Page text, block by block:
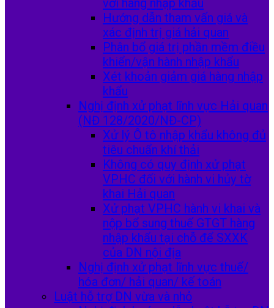
với hàng nhập khẩu
Hướng dẫn tham vấn giá và
xác định trị giá hải quan
Phân bổ giá trị phần mềm điều
khiển/vận hành nhập khẩu
Xét khoản giảm giá hàng nhập
khẩu
Nghị định xử phạt lĩnh vực Hải quan
(NĐ 128/2020/NĐ-CP)
Xử lý Ô tô nhập khẩu không đủ
tiêu chuẩn khí thải
Không có quy định xử phạt
VPHC đối với hành vi hủy tờ
khai Hải quan
Xử phạt VPHC hành vi khai và
nộp bổ sung thuế GTGT hàng
nhập khẩu tại chỗ để SXXK
của DN nội địa
Nghị định xử phạt lĩnh vực thuế/
hóa đơn/ hải quan/ kế toán
Luật hỗ trợ DN vừa và nhỏ